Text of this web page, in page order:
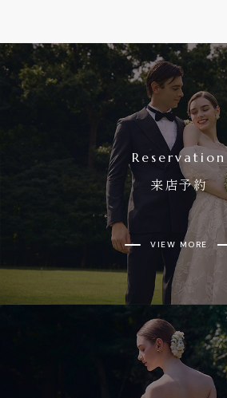
Reservation
来店予約
VIEW MORE